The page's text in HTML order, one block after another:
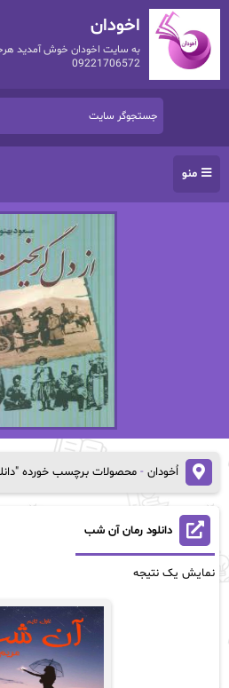
اخودان
به سایت اخودان خوش آمدید
09221706572
منو
اُخودان- محصولات برچسب خورده
دانلود رمان آن شب
نمایش یک نتیجه